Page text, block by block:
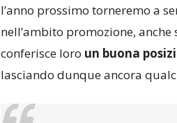
l’anno prossimo torneremo a
nell’ambito promozione,
conferisce loro un buona
lasciando dunque ancora